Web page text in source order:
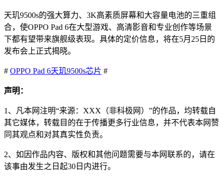
天玑9500s的强大算力、3K高素质屏幕和大容量电池的三重组
合，使OPPO Pad 6在大型游戏、高清影音和专业创作等场景
下都有望带来旗舰级表现。具体的定价信息，将在5月25日的
发布会上正式揭晓。
# OPPO Pad 6天玑9500s芯片 #
声明：
1、凡本网注明“来源：XXX（非科极网）”的作品，均转载自
其它媒体，转载目的在于传播更多行业信息，并不代表本网赞
同其观点和对其真实性负责。
2、如因作品内容、版权和其他问题需要与本网联系的，请在
该事由发生之日起30日内进行。